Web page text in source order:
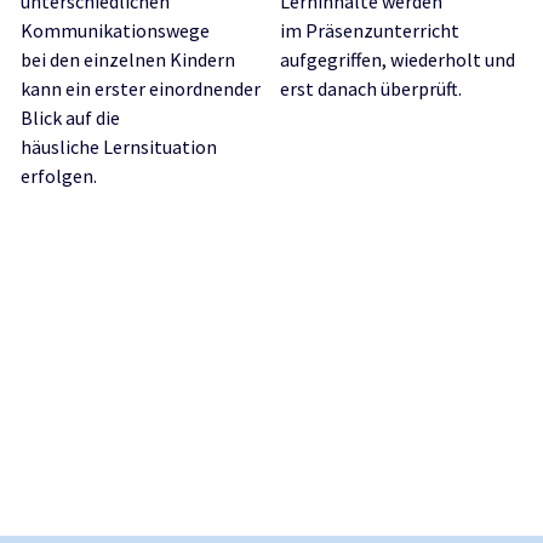
Kommunikationswege
bei den einzelnen Kindern
kann ein erster einordnender
Blick auf die
häusliche Lernsituation
erfolgen.
im Präsenzunterricht
aufgegriffen, wiederholt und
erst danach überprüft.